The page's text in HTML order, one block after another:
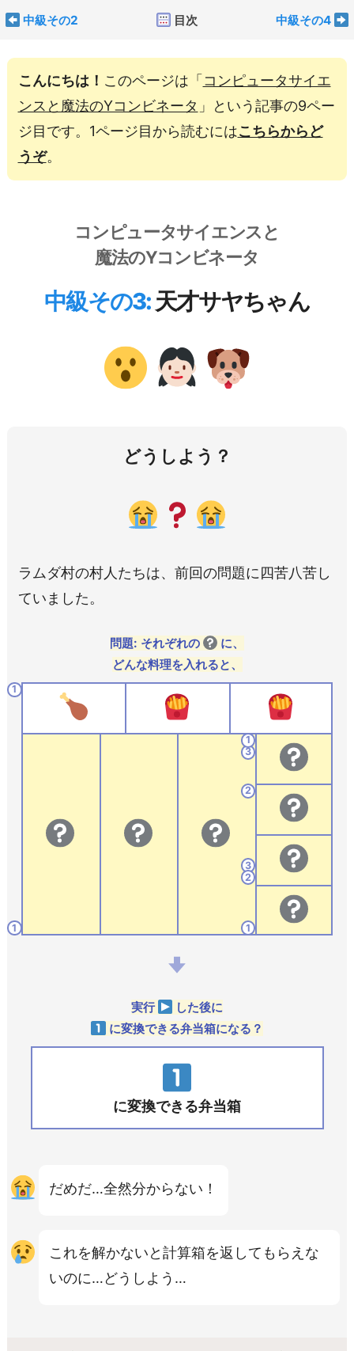
中級その2 目次 中級その4
こんにちは！ このページは「 コンピュータサイエ
ンスと魔法のYコンビネータ 」という記事の9ペー
ジ目です。1ページ目から読むにはこちらからど
うぞ。
コンピュータサイエンスと
魔法のYコンビネータ
中級その3: 天才サヤちゃん
どうしよう？
ラムダ村の村人たちは、前回の問題に四苦八苦し
ていました。
問題: それぞれの
に、
どんな料理を入れると、
1
1
1
3
2
2
3
1
実行
した後に
に変換できる弁当箱になる？
に変換できる弁当箱
だめだ…全然分からない！
これを解かないと計算箱を返してもらえな
いのに…どうしよう…